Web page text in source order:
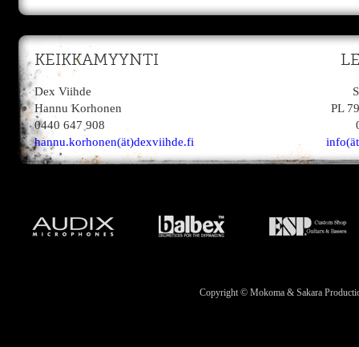
KEIKKAMYYNTI
Dex Viihde
Hannu Korhonen
0440 647 908
hannu.korhonen(ät)dexviihde.fi
PL
Copyright © Mokoma & Sakara